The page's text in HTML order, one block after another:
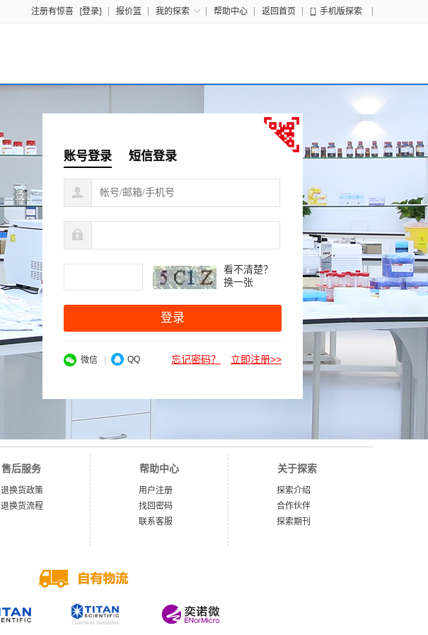
注册有惊喜 [登录] 报价篮 我的探索 帮助中心 返回首页 手机版探索
账号登录 短信登录
看不清楚？
换一张
登录
微信 | QQ 忘记密码？ 立即注册>>
售后服务
退换货政策
退换货流程
帮助中心
用户注册
找回密码
联系客服
关于探索
探索介绍
合作伙伴
探索期刊